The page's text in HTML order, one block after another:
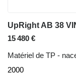
UpRight AB 38
15 480 €
Matériel de TP -
2000